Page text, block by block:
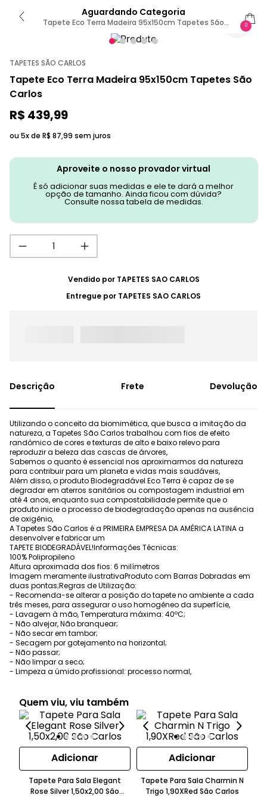
Aguardando Categoria
Tapete Eco Terra Madeira 95x150cm Tapetes São
0
TAPETES SÃO CARLOS
Tapete Eco Terra Madeira 95x150cm Tapetes São
Carlos
R$ 439,99
ou 5x de R$ 87,99 sem juros
Aproveite o nosso provador virtual
É só adicionar suas medidas e ele te dará a melhor
opção de tamanho. Ainda ficou com dúvida?
Consulte nossa tabela de medidas.
Vendido por TAPETES SAO CARLOS
Entregue por TAPETES SAO CARLOS
Frete Devolução
Utilizando o conceito da biomimética, que busca a imitação da
natureza, a Tapetes São Carlos trabalhou com fios de efeito
randômico de cores e texturas de alto e baixo relevo para
reproduzir a beleza das cascas de árvores,
Sabemos o quanto é essencial nos aproximarmos da natureza
para contribuir para um planeta e vidas mais saudáveis,
Além disso, o produto Biodegradável Eco Terra é capaz de se
degradar em aterros sanitários ou compostagem industrial em
até 4 anos, enquanto sua compostabilidade permite que o
produto inicie o processo de biodegradação apenas na ausência
de oxigênio,
A Tapetes São Carlos é a PRIMEIRA EMPRESA DA AMÉRICA LATINA a
desenvolver e fabricar um
TAPETE BIODEGRADÁVEL!Informações Técnicas:
100% Polipropileno
Altura aproximada dos fios: 6 milímetros
Imagem meramente ilustrativaProduto com Barras Dobradas em
duas pontas;Regras de Utilização:
- Recomenda-se alterar a posição do tapete no ambiente a cada
três meses, para assegurar o uso homogêneo da superfície,
- Lavagem à mão, Temperatura máxima: 40ºC;
- Não alvejar, Não branquear;
- Não secar em tambor;
- Secagem por gotejamento na horizontal;
- Não passar;
- Não limpar a seco;
- Limpeza a úmido profissional: processo normal,
Quem viu, viu também
Adicionar
Tapete Para Sala Elegant
Rose Silver 1,50x2,00 São
Adicionar
Tapete Para Sala Charmin N
Trigo 1,90XRed São Carlos